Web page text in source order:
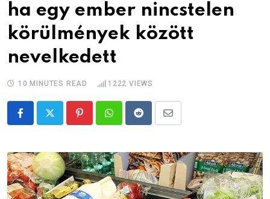
ha egy ember nincstelen
körülmények között
nevelkedett
10 MINUTES READ 1222 VIEWS
PinterestWhatsappRedditShare
Email